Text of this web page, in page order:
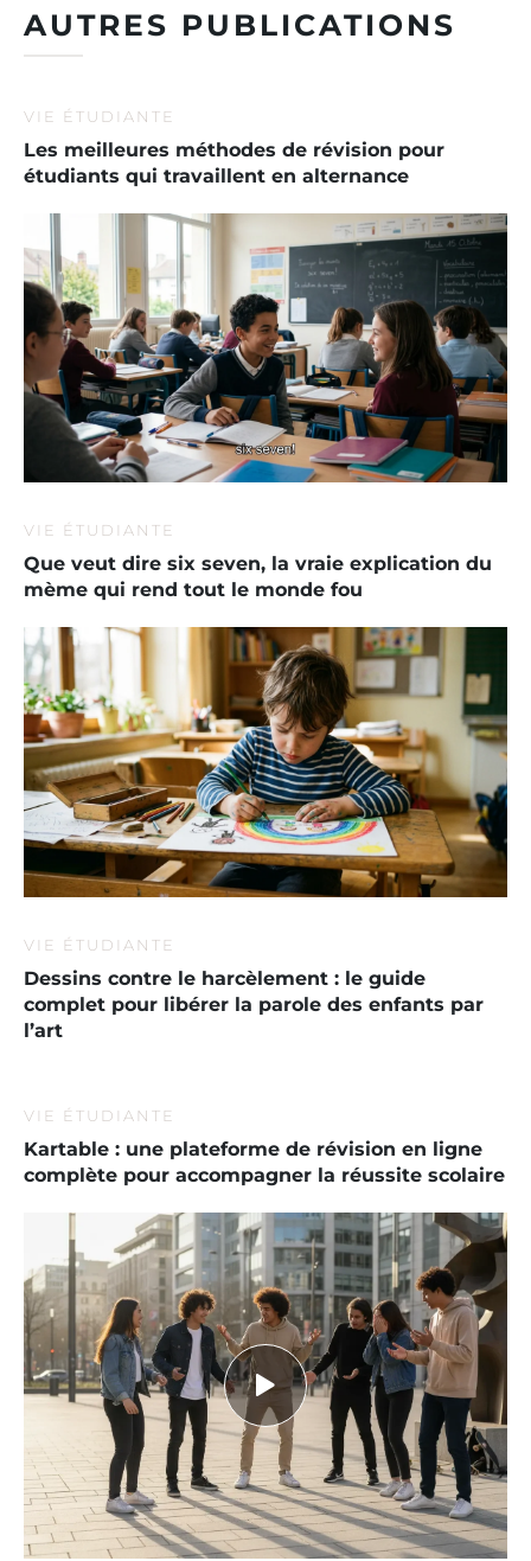
AUTRES PUBLICATIONS
VIE ÉTUDIANTE
Les meilleures méthodes de révision pour
étudiants qui travaillent en alternance
VIE ÉTUDIANTE
Que veut dire six seven, la vraie explication du
mème qui rend tout le monde fou
VIE ÉTUDIANTE
Dessins contre le harcèlement : le guide
complet pour libérer la parole des enfants par
l’art
VIE ÉTUDIANTE
Kartable : une plateforme de révision en ligne
complète pour accompagner la réussite scolaire